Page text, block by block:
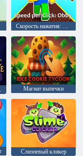
Скорость нажатия: Обби
Магнат выпечки
Слизневый кликер